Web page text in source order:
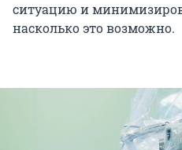
ситуацию и
насколько это возможно.